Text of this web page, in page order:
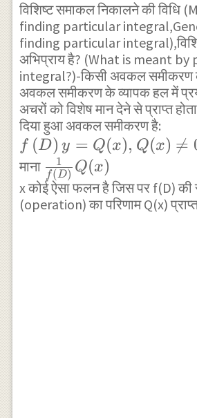
विशिष्ट समाकल निकालने की विधि
finding particular
finding particular
अभिप्राय है? (What is meant
integral?)-किसी अवकल समीकरण
अवकल समीकरण के व्यापक हल में
अचरों को विशेष मान देने से प्राप्त
दिया हुआ अवकल समीकरण है:
f\left( D \right)
y=Q(x),Q(x)\neq
0
f (D) y = Q(x), Q(x) 
=
माना \frac {
1 }{
f\left(
f(D)
1 Q(x)
x कोई ऐसा फलन है जिस पर f(D) की
(operation) का परिणाम Q(x) प्राप्त